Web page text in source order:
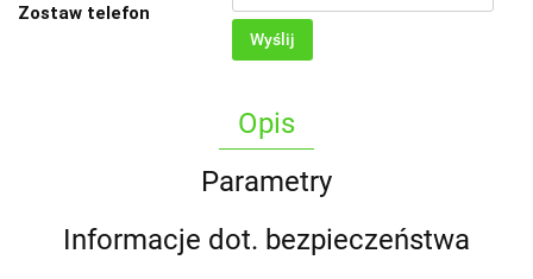
Zostaw telefon
Wyślij
Opis
Parametry
Informacje dot. bezpieczeństwa